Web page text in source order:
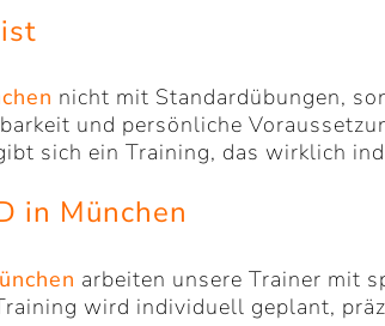
nicht mit Standardübungen,
und persönliche
sich ein Training, das wirklich
in München
arbeiten unsere Trainer mit
wird individuell geplant,